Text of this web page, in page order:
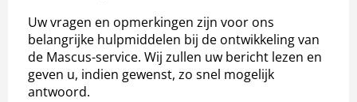
Uw vragen en opmerkingen zijn voor ons
belangrijke hulpmiddelen bij de ontwikkeling van
de Mascus-service. Wij zullen uw bericht lezen en
geven u, indien gewenst, zo snel mogelijk
antwoord.